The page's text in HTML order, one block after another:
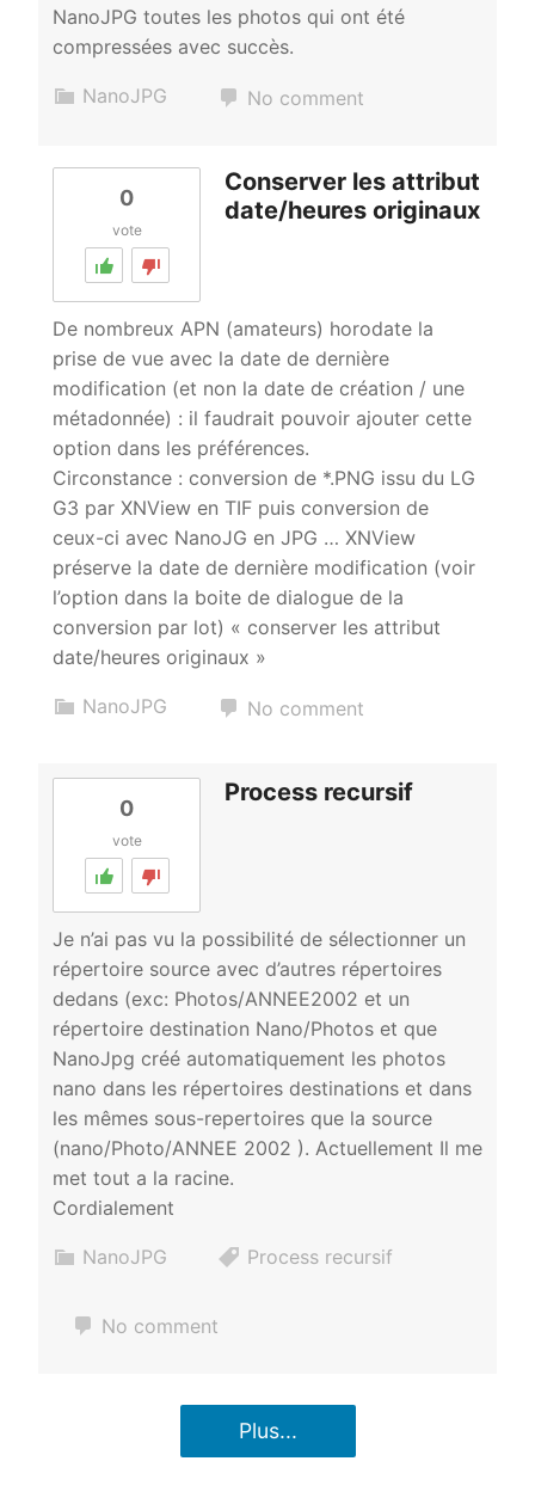
NanoJPG toutes les photos qui ont été
compressées avec succès.
NanoJPG No comment
0
vote
Conserver les attribut
date/heures originaux
De nombreux APN (amateurs) horodate la
prise de vue avec la date de dernière
modification (et non la date de création / une
métadonnée) : il faudrait pouvoir ajouter cette
option dans les préférences.
Circonstance : conversion de *.PNG issu du LG
G3 par XNView en TIF puis conversion de
ceux-ci avec NanoJG en JPG … XNView
préserve la date de dernière modification (voir
l’option dans la boite de dialogue de la
conversion par lot) « conserver les attribut
date/heures originaux »
NanoJPG No comment
0
vote
Process recursif
Je n’ai pas vu la possibilité de sélectionner un
répertoire source avec d’autres répertoires
dedans (exc: Photos/ANNEE2002 et un
répertoire destination Nano/Photos et que
NanoJpg créé automatiquement les photos
nano dans les répertoires destinations et dans
les mêmes sous-repertoires que la source
(nano/Photo/ANNEE 2002 ). Actuellement Il me
met tout a la racine.
Cordialement
NanoJPG Process recursif
No comment
Plus...